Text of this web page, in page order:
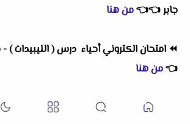
جابر👈
👈من هنا
⏪ امتحان الكتروني أحياء درس ( الليبيدات
👈من هنا
اختبار الكترونى شامل على الفصل الاول